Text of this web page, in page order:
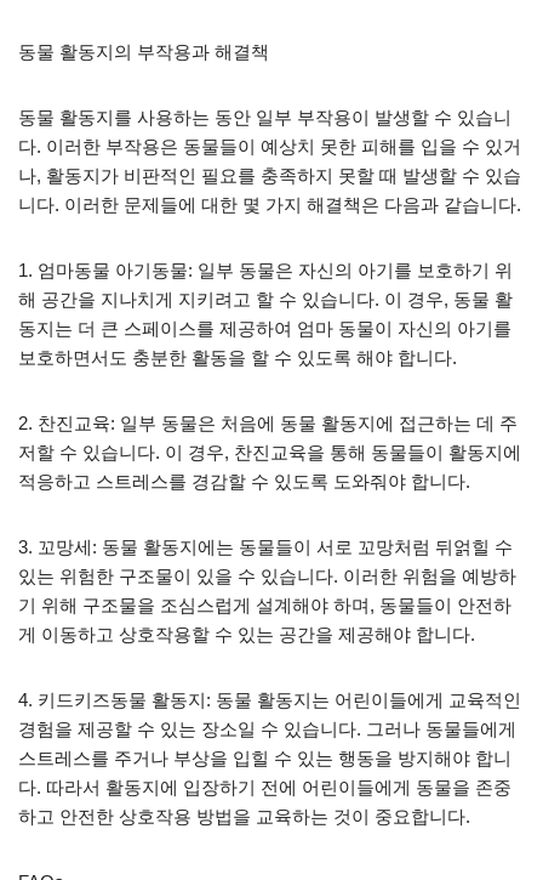
동물 활동지의 부작용과 해결책
동물 활동지를 사용하는 동안 일부 부작용이 발생할 수 있습니
다. 이러한 부작용은 동물들이 예상치 못한 피해를 입을 수 있거
나, 활동지가 비판적인 필요를 충족하지 못할 때 발생할 수 있습
니다. 이러한 문제들에 대한 몇 가지 해결책은 다음과 같습니다.
1. 엄마동물 아기동물: 일부 동물은 자신의 아기를 보호하기 위
해 공간을 지나치게 지키려고 할 수 있습니다. 이 경우, 동물 활
동지는 더 큰 스페이스를 제공하여 엄마 동물이 자신의 아기를
보호하면서도 충분한 활동을 할 수 있도록 해야 합니다.
2. 찬진교육: 일부 동물은 처음에 동물 활동지에 접근하는 데 주
저할 수 있습니다. 이 경우, 찬진교육을 통해 동물들이 활동지에
적응하고 스트레스를 경감할 수 있도록 도와줘야 합니다.
3. 꼬망세: 동물 활동지에는 동물들이 서로 꼬망처럼 뒤얽힐 수
있는 위험한 구조물이 있을 수 있습니다. 이러한 위험을 예방하
기 위해 구조물을 조심스럽게 설계해야 하며, 동물들이 안전하
게 이동하고 상호작용할 수 있는 공간을 제공해야 합니다.
4. 키드키즈동물 활동지: 동물 활동지는 어린이들에게 교육적인
경험을 제공할 수 있는 장소일 수 있습니다. 그러나 동물들에게
스트레스를 주거나 부상을 입힐 수 있는 행동을 방지해야 합니
다. 따라서 활동지에 입장하기 전에 어린이들에게 동물을 존중
하고 안전한 상호작용 방법을 교육하는 것이 중요합니다.